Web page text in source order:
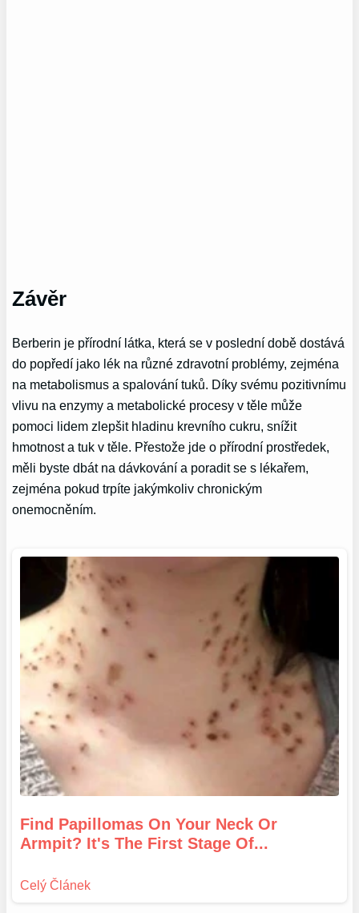
Závěr
Berberin je přírodní látka, která se v poslední době dostává
do popředí jako lék na různé zdravotní problémy, zejména
na metabolismus a spalování tuků. Díky svému pozitivnímu
vlivu na enzymy a metabolické procesy v těle může
pomoci lidem zlepšit hladinu krevního cukru, snížit
hmotnost a tuk v těle. Přestože jde o přírodní prostředek,
měli byste dbát na dávkování a poradit se s lékařem,
zejména pokud trpíte jakýmkoliv chronickým
onemocněním.
Find Papillomas On Your Neck Or
Armpit? It's The First Stage Of...